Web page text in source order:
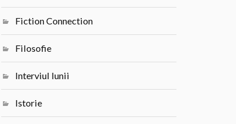
Fiction Connection
Filosofie
Interviul lunii
Istorie